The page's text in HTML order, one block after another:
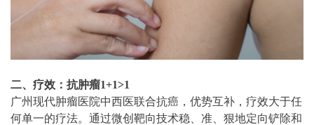
二、疗效：抗肿瘤1+1>1
广州现代肿瘤医院中西医联合抗癌，优势互补，疗效大于任
何单一的疗法。通过微创靶向技术稳、准、狠地定向铲除和